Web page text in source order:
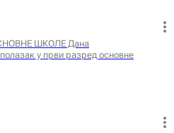
ШКОЛЕ Дана
у први разред основне